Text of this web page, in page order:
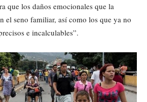
que los daños emocionales que la
el seno familiar, así como los que ya no
e incalculables”.